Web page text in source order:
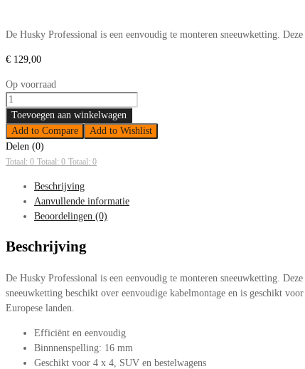
De Husky Professional is een eenvoudig te monteren sneeuwketting.
€ 129,00
Op voorraad
Sneeuwkettingen
Husky
Professional
235/80-
16
Toevoegen aan winkelwagen
Add to Compare
Add to Wishlist
Delen (0)
Totaal: 0 Totaal: 0 Totaal: 0
Beschrijving
Aanvullende informatie
Beoordelingen (0)
Beschrijving
De Husky Professional is een eenvoudig te monteren sneeuwketting.
sneeuwketting beschikt over eenvoudige kabelmontage en is geschikt
Europese landen.
Efficiënt en eenvoudig
Binnnenspelling: 16 mm
Geschikt voor 4 x 4, SUV en bestelwagens